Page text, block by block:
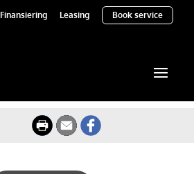
Finansiering Leasing Book service